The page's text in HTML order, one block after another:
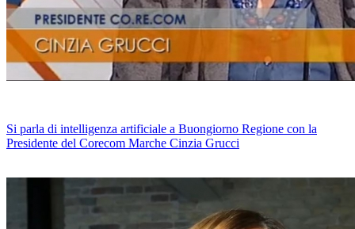
Si parla di intelligenza artificiale a Buongiorno Regione con la
Presidente del Corecom Marche Cinzia Grucci